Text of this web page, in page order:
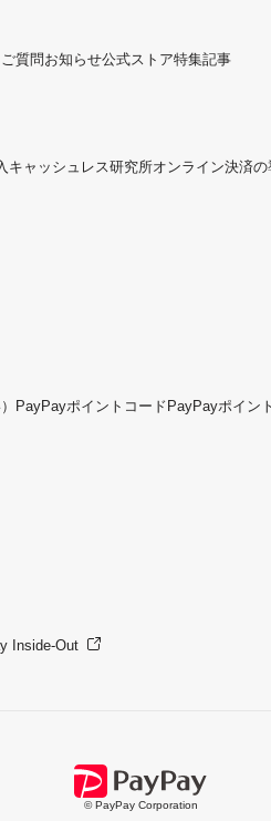
質問お知らせ公式ストア特集記事
キャッシュレス研究所オンライン決済の
PayPayポイントコード PayPayポイン
Inside-Out
© PayPay Corporation